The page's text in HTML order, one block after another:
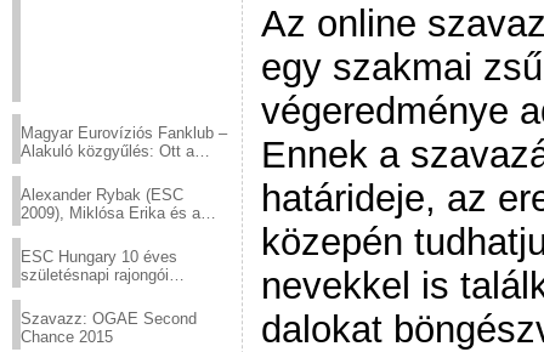
Magyar Eurovíziós Fanklub –
Alakuló közgyűlés: Ott a
Alexander Rybak (ESC
2009), Miklósa Erika és a
sztárjai a Margitszigeten
ESC Hungary 10 éves
születésnapi rajongói
Szavazz: OGAE Second
Chance 2015
Az online
egy szakmai
végeredménye
Ennek a
határideje, az
közepén
nevekkel is
dalokat